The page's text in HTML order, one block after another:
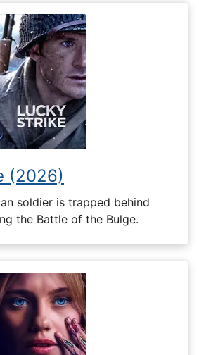
(2026)
soldier is trapped behind
the Battle of the Bulge.